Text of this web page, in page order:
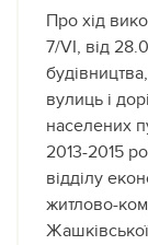
Про хід
7/VІ, від
вулиць і
населених
2013-2015
відділу
житлово-